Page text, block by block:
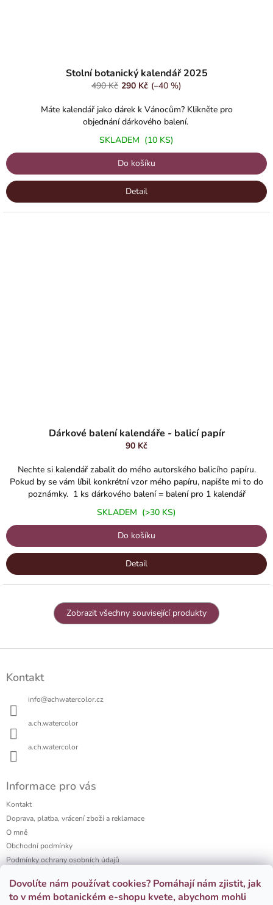
Dovolíte nám používat cookies? Pomáhají nám zjistit, jak
to v mém botanickém e-shopu kvete, abychom mohli
Stolní botanický kalendář 2025
490 Kč 290 Kč (–40 %)
Máte kalendář jako dárek k Vánocům? Klikněte pro
objednání dárkového balení.
SKLADEM (10 KS)
Do košíku
Detail
Dárkové balení kalendáře - balicí papír
90 Kč
Nechte si kalendář zabalit do mého autorského balicího papíru.
Pokud by se vám líbil konkrétní vzor mého papíru, napište mi to do
poznámky. 1 ks dárkového balení = balení pro 1 kalendář
SKLADEM (>30 KS)
Do košíku
Detail
Zobrazit všechny související produkty
Kontakt
info@achwatercolor.cz
a.ch.watercolor
a.ch.watercolor
Informace pro vás
Kontakt
Doprava, platba, vrácení zboží a reklamace
O mně
Obchodní podmínky
Podmínky ochrany osobních údajů
Firemní dárky